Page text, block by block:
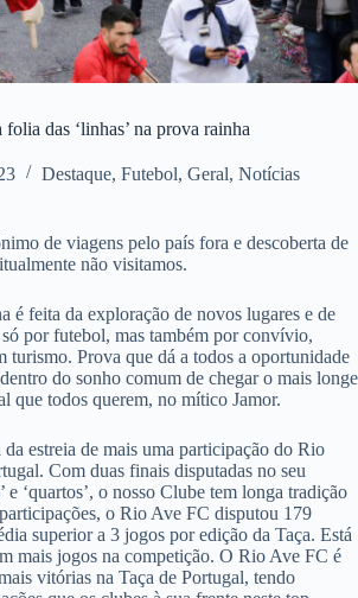
das ‘linhas’ na prova rainha
Destaque, Futebol, Geral, Notícias
de viagens pelo país fora e descoberta de
não visitamos.
é feita da exploração de novos lugares e de
por futebol, mas também por convívio,
turismo. Prova que dá a todos a oportunidade
do sonho comum de chegar o mais longe
que todos querem, no mítico Jamor.
da estreia de mais uma participação do Rio
Com duas finais disputadas no seu
e ‘quartos’, o nosso Clube tem longa tradição
o Rio Ave FC disputou 179
superior a 3 jogos por edição da Taça. Está
mais jogos na competição. O Rio Ave FC é
vitórias na Taça de Portugal, tendo